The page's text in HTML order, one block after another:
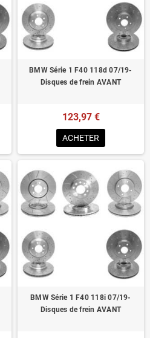
BMW Série 1 F40 118d 07/19-
Disques de frein AVANT
123,97 €
ACHETER
BMW Série 1 F40 118i 07/19-
Disques de frein AVANT